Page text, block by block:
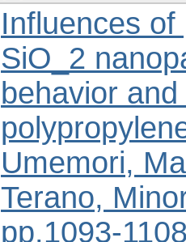
Influences
SiO_2
behavior
Umemori,
Terano,
pp.1093-